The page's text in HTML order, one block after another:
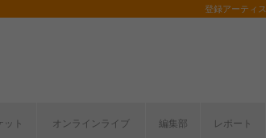
登録アーティ
ット オンラインライブ 編集部 レポート